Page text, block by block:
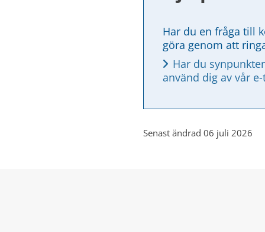
Har du en fråga till
göra genom att
Har du
använd dig av vår
Senast ändrad 06 juli 2026